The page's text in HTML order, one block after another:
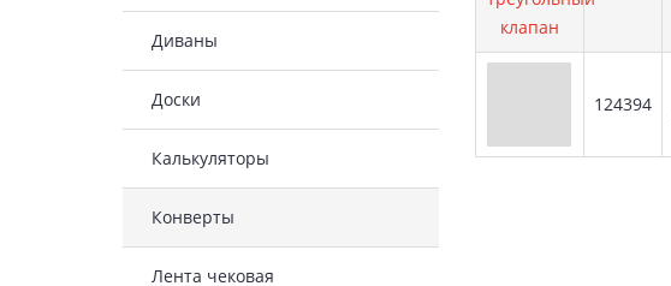
Артикул:
124394
Диваны
Доски
Калькуляторы
Конверты
Лента чековая